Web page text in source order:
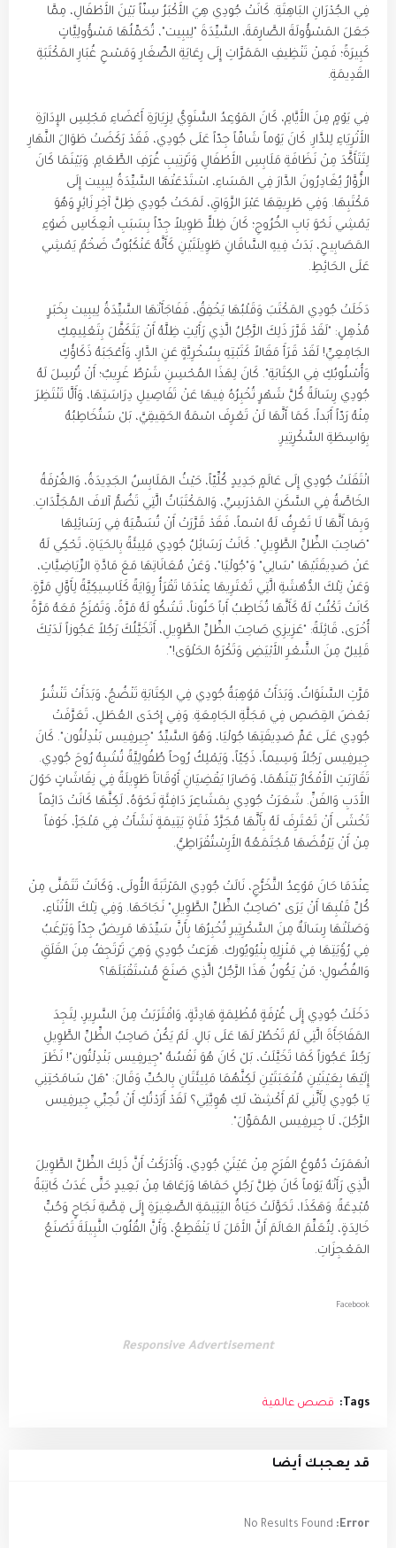
فِي الجُدْرَانِ البَاهِتَةِ. كَانَتْ جُودِي هِيَ الأَكْبَرُ سِنّاً بَيْنَ الأَطْفَالِ، مِمَّا
جَعَلَ المَسْؤُولَةَ الصَّارِمَةَ، السَّيِّدَةَ "لِيبِيت"، تُحَمِّلُهَا مَسْؤُولِيَّاتٍ
كَبِيرَةً؛ فَمِنْ تَنْظِيفِ المَمَرَّاتِ إِلَى رِعَايَةِ الصِّغَارِ وَمَسْحِ غُبَارِ المَكْتَبَةِ
القَدِيمَةِ.
فِي يَوْمٍ مِنَ الأَيَّامِ، كَانَ المَوْعِدُ السَّنَوِيُّ لِزِيَارَةِ أَعْضَاءِ مَجْلِسِ الإِدَارَةِ
الأَثْرِيَاءِ لِلدَّارِ. كَانَ يَوْماً شَاقّاً جِدّاً عَلَى جُودِي، فَقَدْ رَكَضَتْ طَوَالَ النَّهَارِ
لِتَتَأَكَّدَ مِنْ نَظَافَةِ مَلَابِسِ الأَطْفَالِ وَتَرْتِيبِ غُرَفِ الطَّعَامِ. وَبَيْنَمَا كَانَ
الزُّوَّارُ يُغَادِرُونَ الدَّارَ فِي المَسَاءِ، اسْتَدْعَتْهَا السَّيِّدَةُ لِيبِيت إِلَى
مَكْتَبِهَا. وَفِي طَرِيقِهَا عَبْرَ الرَّوَاقِ، لَمَحَتْ جُودِي ظِلَّ آخِرِ زَائِرٍ وَهُوَ
يَمْشِي نَحْوَ بَابِ الخُرُوجِ؛ كَانَ ظِلاًّ طَوِيلاً جِدّاً بِسَبَبِ انْعِكَاسِ ضَوْءِ
المَصَابِيحِ، بَدَتْ فِيهِ السَّاقَانِ طَوِيلَتَيْنِ كَأَنَّهُ عَنْكَبُوتٌ ضَخْمٌ يَمْشِي
عَلَى الحَائِطِ.
دَخَلَتْ جُودِي المَكْتَبَ وَقَلْبُهَا يَخْفِقُ، فَفَاجَأَتْهَا السَّيِّدَةُ لِيبِيت بِخَبَرٍ
مُذْهِلٍ: "لَقَدْ قَرَّرَ ذَلِكَ الرَّجُلُ الَّذِي رَأَيْتِ ظِلَّهُ أَنْ يَتَكَفَّلَ بِتَعْلِيمِكِ
الجَامِعِيِّ! لَقَدْ قَرَأَ مَقَالاً كَتَبْتِهِ بِسُخْرِيَّةٍ عَنِ الدَّارِ، وَأَعْجَبَهُ ذَكَاؤُكِ
وَأُسْلُوبُكِ فِي الكِتَابَةِ". كَانَ لِهَذَا المُحْسِنِ شَرْطٌ غَرِيبٌ؛ أَنْ تُرْسِلَ لَهُ
جُودِي رِسَالَةً كُلَّ شَهْرٍ تُخْبِرُهُ فِيهَا عَنْ تَفَاصِيلِ دِرَاسَتِهَا، وَأَلَّا تَنْتَظِرَ
مِنْهُ رَدّاً أَبَداً، كَمَا أَنَّهَا لَنْ تَعْرِفَ اسْمَهُ الحَقِيقِيَّ، بَلْ سَتُخَاطِبُهُ
بِوَاسِطَةِ السَّكْرِتِيرِ.
انْتَقَلَتْ جُودِي إِلَى عَالَمٍ جَدِيدٍ كُلِّيّاً، حَيْثُ المَلَابِسُ الجَدِيدَةُ، وَالغُرْفَةُ
الخَاصَّةُ فِي السَّكَنِ المَدْرَسِيِّ، وَالمَكْتَبَاتُ الَّتِي تَضُمُّ آلافَ المُجَلَّدَاتِ.
وَبِمَا أَنَّهَا لَا تَعْرِفُ لَهُ اسْماً، فَقَدْ قَرَّرَتْ أَنْ تُسَمِّيَهُ فِي رَسَائِلِهَا
"صَاحِبَ الظِّلِّ الطَّوِيلِ". كَانَتْ رَسَائِلُ جُودِي مَلِيئَةً بِالحَيَاةِ، تَحْكِي لَهُ
عَنْ صَدِيقَتَيْهَا "سَالِي" وَ"جُولْيَا"، وَعَنْ مُعَانَاتِهَا مَعَ مَادَّةِ الرِّيَاضِيَّاتِ،
وَعَنْ تِلْكَ الدُّهْشَةِ الَّتِي تَعْتَرِيهَا عِنْدَمَا تَقْرَأُ رِوَايَةً كَلَاسِيكِيَّةً لِأَوَّلِ مَرَّةٍ.
كَانَتْ تَكْتُبُ لَهُ كَأَنَّهَا تُخَاطِبُ أَباً حَنُوناً، تَشْكُو لَهُ مَرَّةً، وَتَمْزَحُ مَعَهُ مَرَّةً
أُخْرَى، قَائِلَةً: "عَزِيزِي صَاحِبَ الظِّلِّ الطَّوِيلِ، أَتَخَيَّلُكَ رَجُلاً عَجُوزاً لَدَيْكَ
قَلِيلٌ مِنَ الشَّعْرِ الأَبْيَضِ وَتَكْرَهُ الحَلْوَى!".
مَرَّتِ السَّنَوَاتُ، وَبَدَأَتْ مَوْهِبَةُ جُودِي فِي الكِتَابَةِ تَنْضُجُ، وَبَدَأَتْ تَنْشُرُ
بَعْضَ القِصَصِ فِي مَجَلَّةِ الجَامِعَةِ. وَفِي إِحْدَى العُطَلِ، تَعَرَّفَتْ
جُودِي عَلَى عَمِّ صَدِيقَتِهَا جُولْيَا، وَهُوَ السَّيِّدُ "جِيرفِيس بَنْدِلْتُون". كَانَ
جِيرفِيس رَجُلاً وَسِيماً، ذَكِيّاً، وَيَمْلِكُ رُوحاً طُفُولِيَّةً تُشْبِهُ رُوحَ جُودِي.
تَقَارَبَتِ الأَفْكَارُ بَيْنَهُمَا، وَصَارَا يَقْضِيَانِ أَوْقَاتاً طَوِيلَةً فِي نِقَاشَاتٍ حَوْلَ
الأَدَبِ وَالفَنِّ. شَعَرَتْ جُودِي بِمَشَاعِرَ دَافِئَةٍ نَحْوَهُ، لَكِنَّهَا كَانَتْ دَائِماً
تَخْشَى أَنْ تَعْتَرِفَ لَهُ بِأَنَّهَا مُجَرَّدُ فَتَاةٍ يَتِيمَةٍ نَشَأَتْ فِي مَلْجَأٍ، خَوْفاً
مِنْ أَنْ يَرْفُضَهَا مُجْتَمَعُهُ الأَرِسْتُقْرَاطِيُّ.
عِنْدَمَا حَانَ مَوْعِدُ التَّخَرُّجِ، نَالَتْ جُودِي المَرْتَبَةَ الأُولَى، وَكَانَتْ تَتَمَنَّى مِنْ
كُلِّ قَلْبِهَا أَنْ يَرَى "صَاحِبُ الظِّلِّ الطَّوِيلِ" نَجَاحَهَا. وَفِي تِلْكَ الأَثْنَاءِ،
وَصَلَتْهَا رِسَالَةٌ مِنَ السَّكْرِتِيرِ تُخْبِرُهَا بِأَنَّ سَيِّدَهَا مَرِيضٌ جِدّاً وَيَرْغَبُ
فِي رُؤْيَتِهَا فِي مَنْزِلِهِ بِنْيُويُورك. هَرَعتْ جُودِي وَهِيَ تَرْتَجِفُ مِنَ القَلَقِ
وَالفُضُولِ؛ مَنْ يَكُونُ هَذَا الرَّجُلُ الَّذِي صَنَعَ مُسْتَقْبَلَهَا؟
دَخَلَتْ جُودِي إِلَى غُرْفَةٍ مُظْلِمَةٍ هَادِئَةٍ، وَاقْتَرَبَتْ مِنَ السَّرِيرِ، لِتَجِدَ
المَفَاجَأَةَ الَّتِي لَمْ تَخْطُرْ لَهَا عَلَى بَالٍ. لَمْ يَكُنْ صَاحِبُ الظِّلِّ الطَّوِيلِ
رَجُلاً عَجُوزاً كَمَا تَخَيَّلَتْ، بَلْ كَانَ هُوَ نَفْسُهُ "جِيرفِيس بَنْدِلْتُون"! نَظَرَ
إِلَيْهَا بِعَيْنَيْنِ مُتْعَبَتَيْنِ لَكِنَّهُمَا مَلِيئَتَانِ بِالحُبِّ وَقَالَ: "هَلْ سَامَحْتِنِي
يَا جُودِي لِأَنَّنِي لَمْ أَكْشِفْ لَكِ هُوِيَّتِي؟ لَقَدْ أَرَدْتُكِ أَنْ تُحِبِّي جِيرفِيس
الرَّجُلَ، لَا جِيرفِيس المُمَوِّلَ".
انْهَمَرَتْ دُمُوعُ الفَرَحِ مِنْ عَيْنَيْ جُودِي، وَأَدْرَكَتْ أَنَّ ذَلِكَ الظِّلَّ الطَّوِيلَ
الَّذِي رَأَتْهُ يَوْماً كَانَ ظِلَّ رَجُلٍ حَمَاهَا وَرَعَاهَا مِنْ بَعِيدٍ حَتَّى غَدَتْ كَاتِبَةً
مُبْدِعَةً. وَهَكَذَا، تَحَوَّلَتْ حَيَاةُ اليَتِيمَةِ الصَّغِيرَةِ إِلَى قِصَّةِ نَجَاحٍ وَحُبٍّ
خَالِدَةٍ، لِتُعَلِّمَ العَالَمَ أَنَّ الأَمَلَ لَا يَنْقَطِعُ، وَأَنَّ القُلُوبَ النَّبِيلَةَ تَصْنَعُ
المَعْجِزَاتِ.
Facebook
Responsive Advertisement
Tags: قصص عالمية
قد يعجبك أيضا
Error: